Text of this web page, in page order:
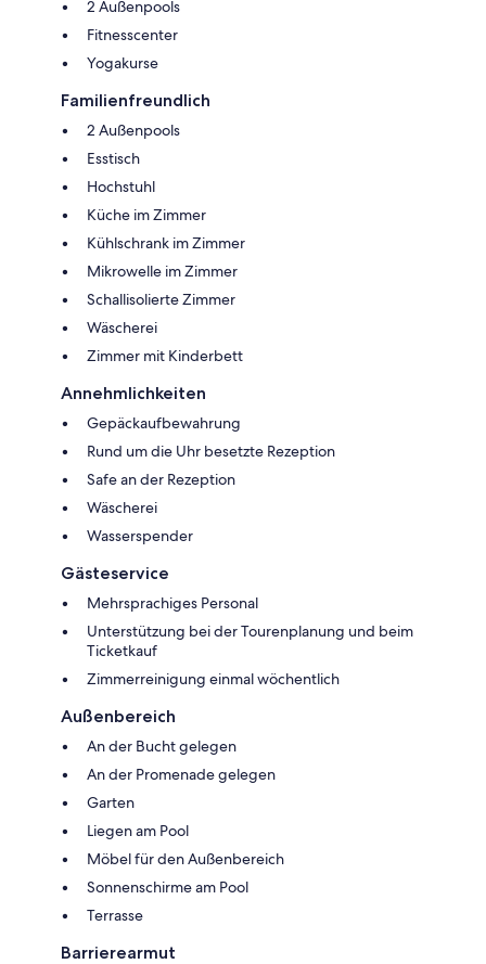
2 Außenpools
Fitnesscenter
Yogakurse
Familienfreundlich
2 Außenpools
Esstisch
Hochstuhl
Küche im Zimmer
Kühlschrank im Zimmer
Mikrowelle im Zimmer
Schallisolierte Zimmer
Wäscherei
Zimmer mit Kinderbett
Annehmlichkeiten
Gepäckaufbewahrung
Rund um die Uhr besetzte Rezeption
Safe an der Rezeption
Wäscherei
Wasserspender
Gästeservice
Mehrsprachiges Personal
Unterstützung bei der Tourenplanung und beim
Ticketkauf
Zimmerreinigung einmal wöchentlich
Außenbereich
An der Bucht gelegen
An der Promenade gelegen
Garten
Liegen am Pool
Möbel für den Außenbereich
Sonnenschirme am Pool
Terrasse
Barrierearmut